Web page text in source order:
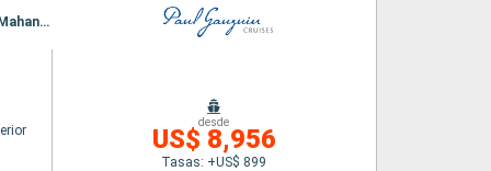
Itinerario : Papeete, Rangiroa, Atuona, Omoa, Ua Pou, Taiohae, Fakarava, Bora Bora, Motu Mahana, Huahine, Moorea, Papeete
desde
US$ 8,956
Tasas: +US$ 899